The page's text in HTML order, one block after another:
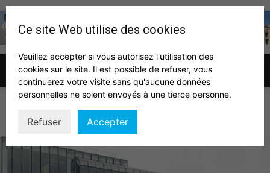
Association
DÉPARTEMENT ACTUALITÉ
Ce site Web utilise des cookies
Veuillez accepter si vous autorisez l'utilisation des
cookies sur le site. Il est possible de refuser, vous
continuerez votre visite sans qu'aucune données
personnelles ne soient envoyés à une tierce personne.
Refuser Accepter